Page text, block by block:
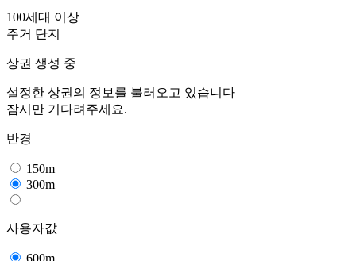
100세대 이상
주거 단지
상권 생성 중
설정한 상권의 정보를 불러오고 있습니다
잠시만 기다려주세요.
반경
150m
300m
사용자값